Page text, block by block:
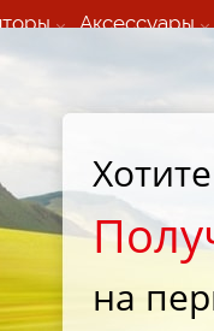
Аксессуары
Мобильный шиномонтаж 24/7
Black/ Nokian Hakka Black
Хотите
на